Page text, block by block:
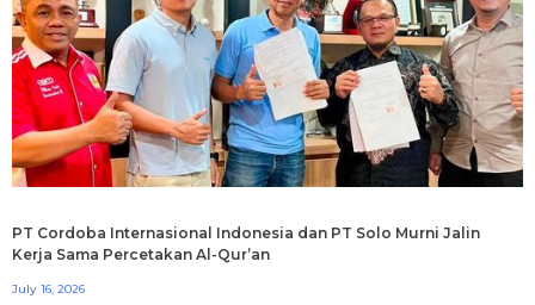
PT Cordoba Internasional Indonesia dan PT Solo Murni Jalin
Kerja Sama Percetakan Al-Qur’an
July 16, 2026